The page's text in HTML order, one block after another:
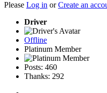
Please Log in orCreate an
Driver
Offline
Platinum Member
Posts: 460
Thanks: 292